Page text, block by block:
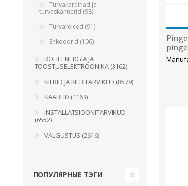
pinge
DC,
Turvakardinad ja
turvaskännerid (98)
Turvareleed (91)
Enkoodrid (106)
ROHEENERGIA JA
TÖÖSTUSELEKTROONIKA (3162)
KILBID JA KILBITARVIKUD (8579)
KAABLID (1163)
INSTALLATSIOONITARVIKUD
(6552)
VALGUSTUS (2616)
ПОПУЛЯРНЫЕ ТЭГИ